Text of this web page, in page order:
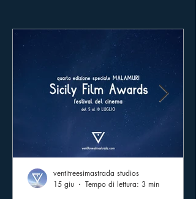
ventitreesimastrada studios
15 giu
Tempo di lettura: 3 min